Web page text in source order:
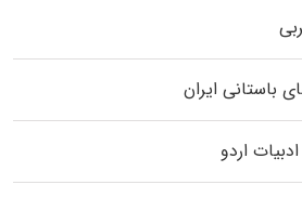
باستانی ایران
اردو